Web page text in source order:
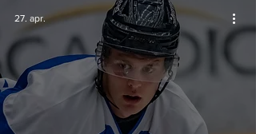
27. apr.